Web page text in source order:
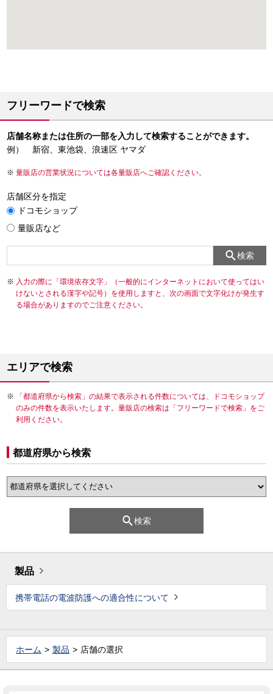
フリーワードで検索
店舗名称または住所の一部を入力して検索することができます。
例） 新宿、東池袋、浪速区 ヤマダ
量販店の営業状況については各量販店へご確認ください。
店舗区分を指定
ドコモショップ
量販店など
検索
入力の際に「環境依存文字」（一般的にインターネットにおいて使ってはい
けないとされる漢字や記号）を使用しますと、次の画面で文字化けが発生す
る場合がありますのでご注意ください。
エリアで検索
「都道府県から検索」の結果で表示される件数については、ドコモショップ
のみの件数を表示いたします。量販店の検索は「フリーワードで検索」をご
利用ください。
都道府県から検索
検索
製品
携帯電話の電波防護への適合性について
ホーム 製品 店舗の選択